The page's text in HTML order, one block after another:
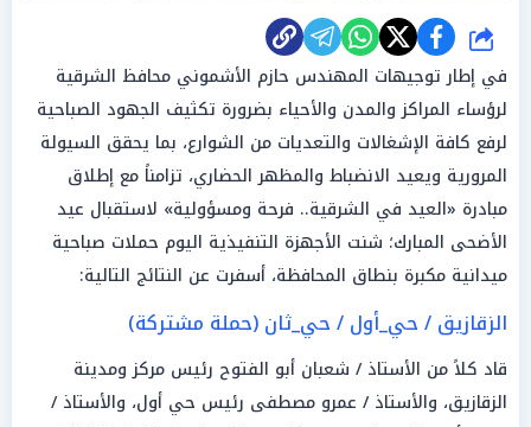
شارك
في إطار توجيهات المهندس حازم الأشموني محافظ الشرقية
لرؤساء المراكز والمدن والأحياء بضرورة تكثيف الجهود الصباحية
لرفع كافة الإشغالات والتعديات من الشوارع، بما يحقق السيولة
المرورية ويعيد الانضباط والمظهر الحضاري، تزامناً مع إطلاق
مبادرة «العيد في الشرقية.. فرحة ومسؤولية» لاستقبال عيد
الأضحى المبارك؛ شنت الأجهزة التنفيذية اليوم حملات صباحية
ميدانية مكبرة بنطاق المحافظة، أسفرت عن النتائج التالية:
الزقازيق / حي_أول / حي_ثان (حملة مشتركة)
قاد كلاً من الأستاذ / شعبان أبو الفتوح رئيس مركز ومدينة
الزقازيق، والأستاذ / عمرو مصطفى رئيس حي أول، والأستاذ /